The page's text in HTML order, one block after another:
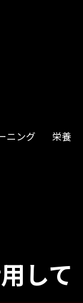
ニング 栄養
して